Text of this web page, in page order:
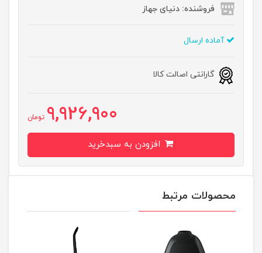
فروشنده: دنیای جهاز
آماده ارسال
گارانتی اصالت کالا
9,926,900 تومان
محصولات مرتبط